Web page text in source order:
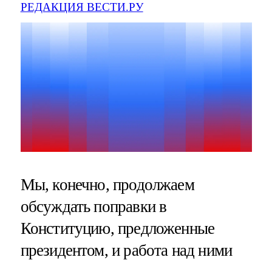
РЕДАКЦИЯ ВЕСТИ.РУ
Мы, конечно, продолжаем
обсуждать поправки в
Конституцию, предложенные
президентом, и работа над ними